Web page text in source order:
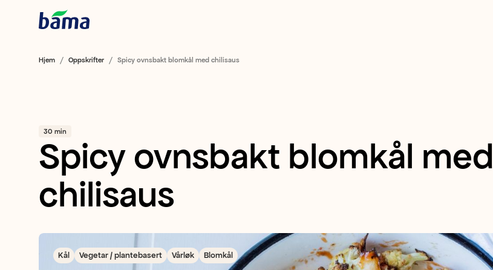
Hjem Oppskrifter Spicy ovnsbakt blomkål med chilisaus
30 min
Spicy ovnsbakt blomkål med
chilisaus
Kål Vegetar / plantebasert Vårløk Blomkål